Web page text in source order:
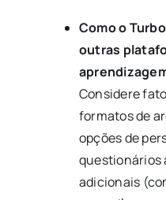
Como o
outras
Considere
formatos de
opções de
questionários
adicionais